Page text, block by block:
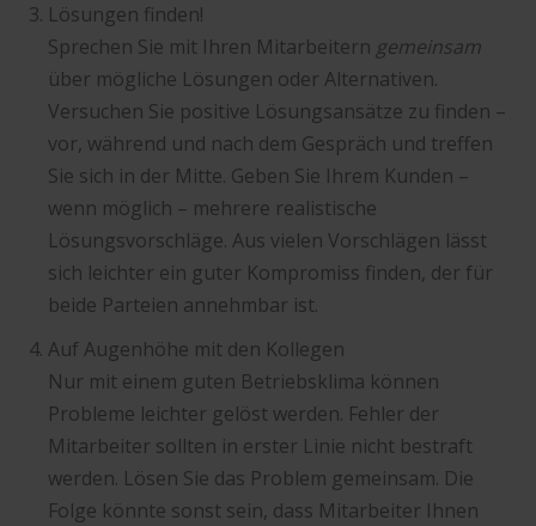
Lösungen finden!
Sprechen Sie mit Ihren Mitarbeitern gemeinsam
über mögliche Lösungen oder Alternativen.
Versuchen Sie positive Lösungsansätze zu finden –
vor, während und nach dem Gespräch und treffen
Sie sich in der Mitte. Geben Sie Ihrem Kunden –
wenn möglich – mehrere realistische
Lösungsvorschläge. Aus vielen Vorschlägen lässt
sich leichter ein guter Kompromiss finden, der für
beide Parteien annehmbar ist.
Auf Augenhöhe mit den Kollegen
Nur mit einem guten Betriebsklima können
Probleme leichter gelöst werden. Fehler der
Mitarbeiter sollten in erster Linie nicht bestraft
werden. Lösen Sie das Problem gemeinsam. Die
Folge könnte sonst sein, dass Mitarbeiter Ihnen